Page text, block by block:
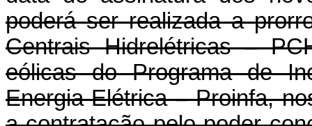
poderá ser realizada a
Centrais Hidrelétricas –
eólicas do Programa de
Energia Elétrica – Proinfa,